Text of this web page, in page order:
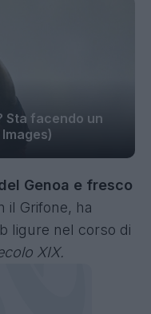
Sta facendo un
Genoa e fresco
il Grifone, ha
ligure nel corso di
XIX.